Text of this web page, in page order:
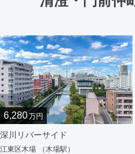
6,280万円
深川リバーサイド
江東区木場 （木場駅）